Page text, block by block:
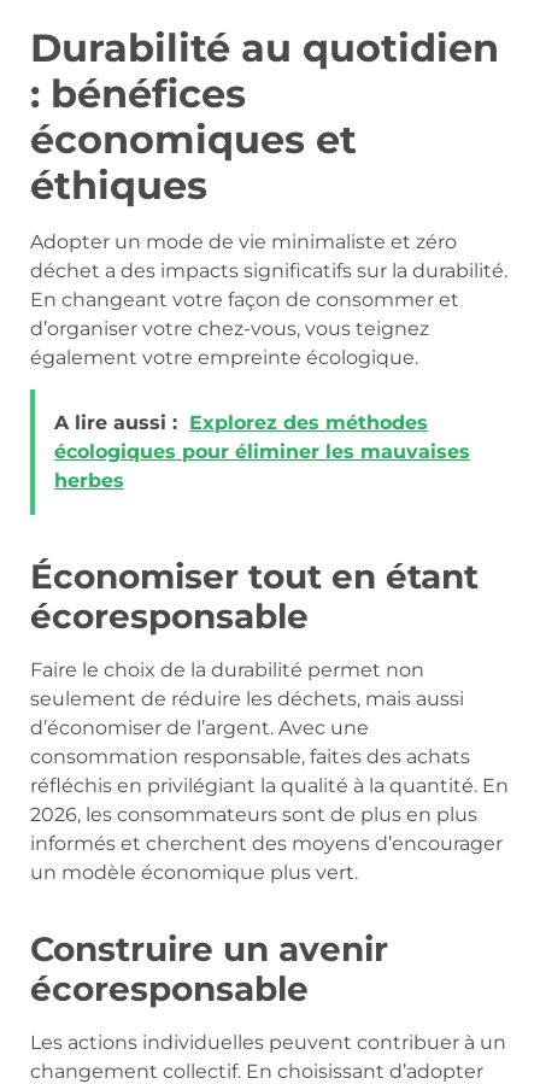
Durabilité au quotidien
: bénéfices
économiques et
éthiques
Adopter un mode de vie minimaliste et zéro
déchet a des impacts significatifs sur la durabilité.
En changeant votre façon de consommer et
d’organiser votre chez-vous, vous teignez
également votre empreinte écologique.
A lire aussi : Explorez des méthodes
écologiques pour éliminer les mauvaises
herbes
Économiser tout en étant
écoresponsable
Faire le choix de la durabilité permet non
seulement de réduire les déchets, mais aussi
d’économiser de l’argent. Avec une
consommation responsable, faites des achats
réfléchis en privilégiant la qualité à la quantité. En
2026, les consommateurs sont de plus en plus
informés et cherchent des moyens d’encourager
un modèle économique plus vert.
Construire un avenir
écoresponsable
Les actions individuelles peuvent contribuer à un
changement collectif. En choisissant d’adopter